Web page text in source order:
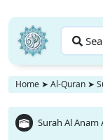
Home ➤ Al-Quran ➤
Surah Al Anam